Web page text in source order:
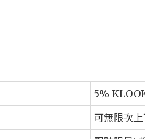
5%
可無限次